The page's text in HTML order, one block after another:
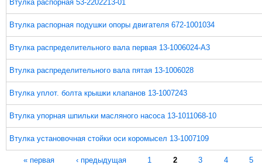
Втулка распорная 53-2202213-01
Втулка распорная подушки опоры двигателя 672-1001034
Втулка распределительного вала первая 13-1006024-А3
Втулка распределительного вала пятая 13-1006028
Втулка уплот. болта крышки клапанов 13-1007243
Втулка упорная шпильки масляного насоса 13-1011068-10
Втулка установочная стойки оси коромысел 13-1007109
Страницы
« первая ‹ предыдущая 1 2 3 4
5